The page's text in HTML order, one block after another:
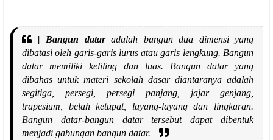
| Bangun dataradalah bangun dua dimensi yang
dibatasi oleh garis-garis lurus atau garis lengkung. Bangun
datar memiliki keliling dan luas. Bangun datar yang
dibahas untuk materi sekolah dasar diantaranya adalah
segitiga, persegi, persegi panjang, jajar genjang,
trapesium, belah ketupat, layang-layang dan lingkaran.
Bangun datar-bangun datar tersebut dapat dibentuk
menjadi gabungan bangun datar.